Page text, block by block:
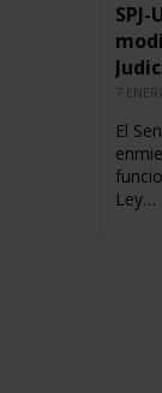
7
El
Ley…